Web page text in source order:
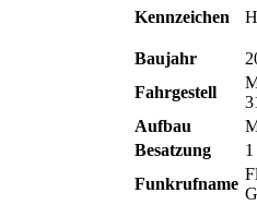
Kennzeichen
Baujahr
Fahrgestell
Aufbau
Besatzung
Funkrufname